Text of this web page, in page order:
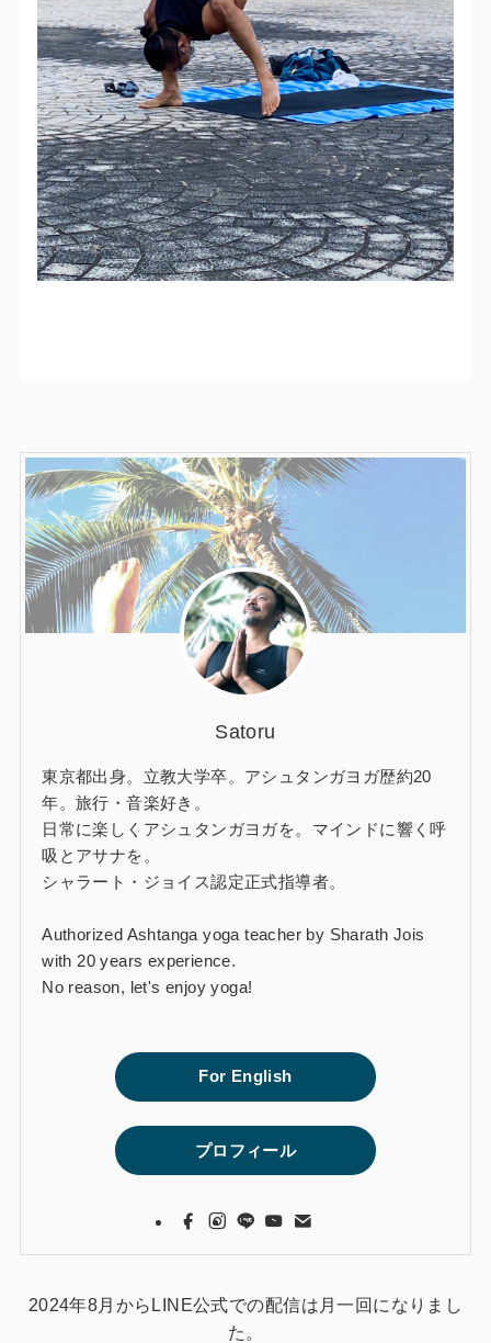
Satoru
東京都出身。立教大学卒。アシュタンガヨガ歴約20
年。旅行・音楽好き。
日常に楽しくアシュタンガヨガを。マインドに響く呼
吸とアサナを。
シャラート・ジョイス認定正式指導者。
Authorized Ashtanga yoga teacher by Sharath Jois
with 20 years experience.
No reason, let's enjoy yoga!
For English
プロフィール
2024年8月からLINE公式での配信は月一回になりまし
た。